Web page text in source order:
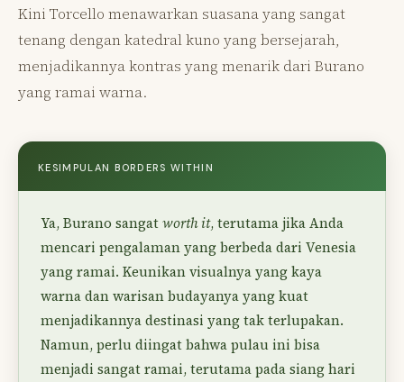
Kini Torcello menawarkan suasana yang sangat
tenang dengan katedral kuno yang bersejarah,
menjadikannya kontras yang menarik dari Burano
yang ramai warna.
KESIMPULAN BORDERS WITHIN
Ya, Burano sangatworth it, terutama jika Anda
mencari pengalaman yang berbeda dari Venesia
yang ramai. Keunikan visualnya yang kaya
warna dan warisan budayanya yang kuat
menjadikannya destinasi yang tak terlupakan.
Namun, perlu diingat bahwa pulau ini bisa
menjadi sangat ramai, terutama pada siang hari